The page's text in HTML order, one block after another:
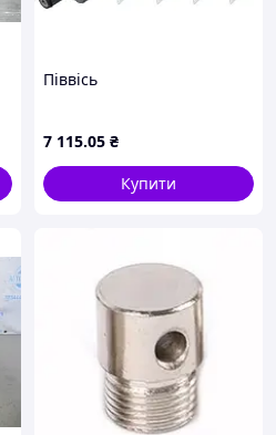
Піввісь
7 115.05 ₴
Купити